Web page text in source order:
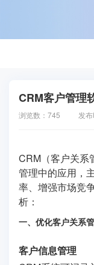
CRM客户管理
浏览数：745 发
CRM（客户关系
管理中的应用，
率、增强市场竞
析：
一、优化客户关系
客户信息管理